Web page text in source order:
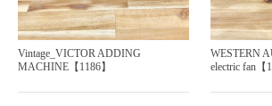
Vintage_VICTOR ADDING
MACHINE【1186】
WESTERN
electric fan【